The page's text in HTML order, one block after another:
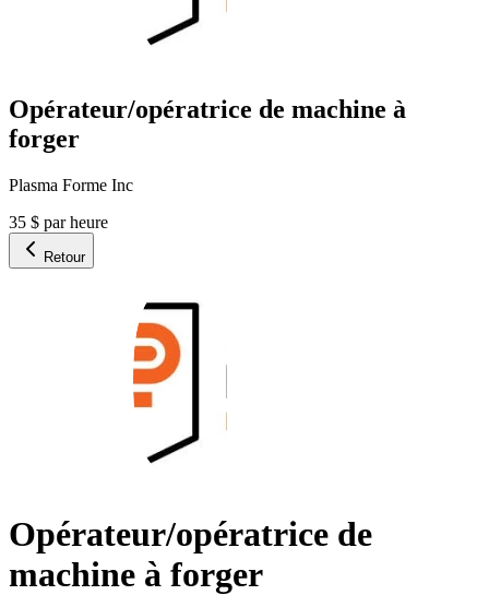
Opérateur/opératrice de machine à
forger
Plasma Forme Inc
35 $ par heure
Retour
Opérateur/opératrice de
machine à forger